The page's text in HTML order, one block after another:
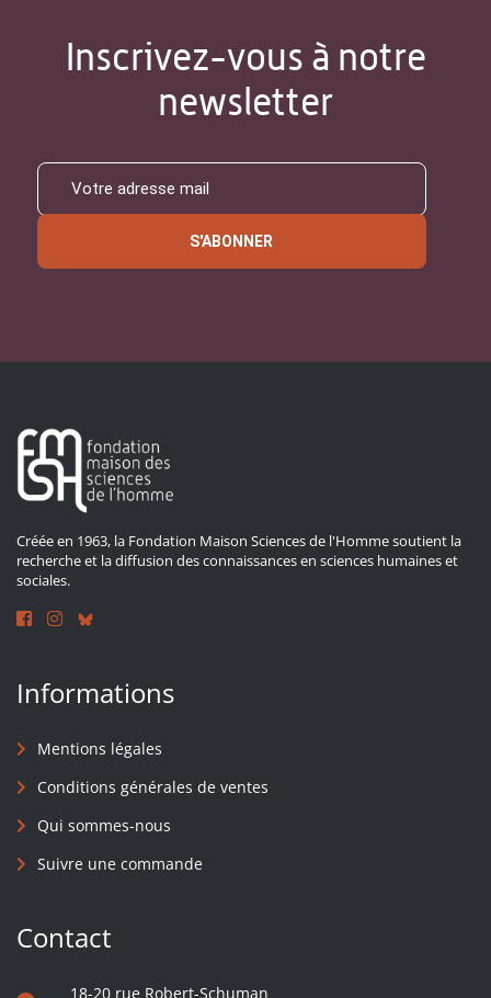
Inscrivez-vous à notre
newsletter
S'ABONNER
Créée en 1963, la Fondation Maison Sciences de l'Homme soutient la
recherche et la diffusion des connaissances en sciences humaines et
sociales.
Informations
Mentions légales
Conditions générales de ventes
Qui sommes-nous
Suivre une commande
Contact
18-20 rue Robert-Schuman